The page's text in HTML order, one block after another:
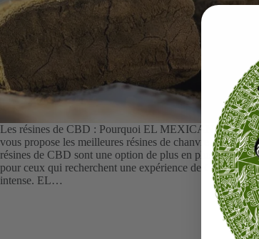
Les résines de CBD : Pourquoi EL MEXICANO CBD
vous propose les meilleures résines de chanvre ?” Les
résines de CBD sont une option de plus en plus populaire
pour ceux qui recherchent une expérience de CBD plus
intense. EL…